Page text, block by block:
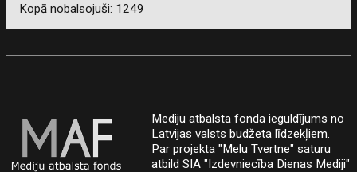
Kopā nobalsojuši: 1249
Mediju atbalsta fonda ieguldījums no
Latvijas valsts budžeta līdzekļiem.
Par projekta "Melu Tvertne" saturu
atbild SIA "Izdevniecība Dienas Mediji"